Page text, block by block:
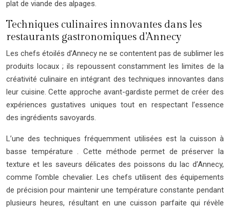
plat de viande des alpages.
Techniques culinaires innovantes dans les
restaurants gastronomiques d’Annecy
Les chefs étoilés d’Annecy ne se contentent pas de sublimer les
produits locaux ; ils repoussent constamment les limites de la
créativité culinaire en intégrant des techniques innovantes dans
leur cuisine. Cette approche avant-gardiste permet de créer des
expériences gustatives uniques tout en respectant l’essence
des ingrédients savoyards.
L’une des techniques fréquemment utilisées est la cuisson à
basse température . Cette méthode permet de préserver la
texture et les saveurs délicates des poissons du lac d’Annecy,
comme l’omble chevalier. Les chefs utilisent des équipements
de précision pour maintenir une température constante pendant
plusieurs heures, résultant en une cuisson parfaite qui révèle